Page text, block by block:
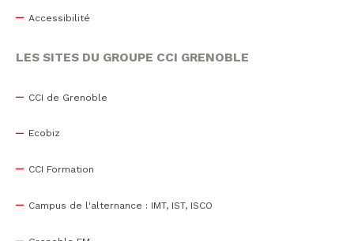
Accessibilité
LES SITES DU GROUPE CCI GRENOBLE
CCI de Grenoble
Ecobiz
CCI Formation
Campus de l'alternance : IMT, IST, ISCO